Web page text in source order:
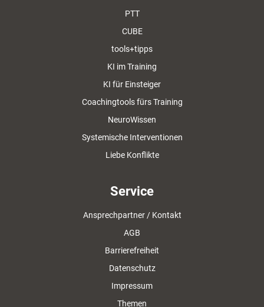
PTT
CUBE
tools+tipps
KI im Training
KI für Einsteiger
Coachingtools fürs Training
NeuroWissen
Systemische Interventionen
Liebe Konflikte
Service
Ansprechpartner / Kontakt
AGB
Barrierefreiheit
Datenschutz
Impressum
Themen